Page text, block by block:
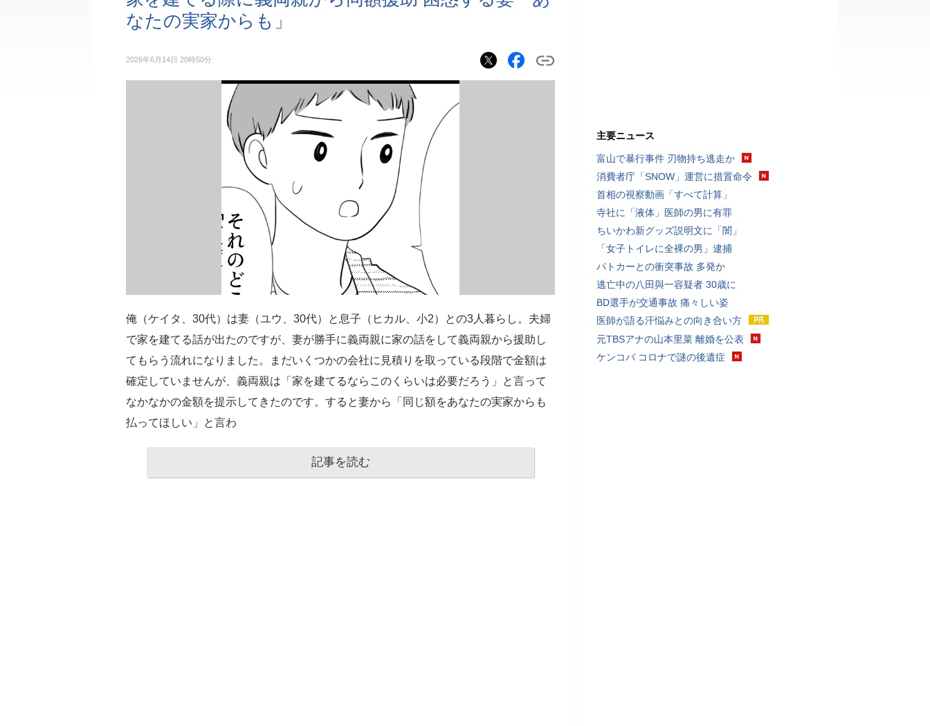
なたの実家からも」
2026年6月14日 20時50分
俺（ケイタ、30代）は妻（ユウ、30代）と息子（ヒカル、小2）との3人暮らし。夫婦
で家を建てる話が出たのですが、妻が勝手に義両親に家の話をして義両親から援助し
てもらう流れになりました。まだいくつかの会社に見積りを取っている段階で金額は
確定していませんが、義両親は「家を建てるならこのくらいは必要だろう」と言って
なかなかの金額を提示してきたのです。すると妻から「同じ額をあなたの実家からも
払ってほしい」と言わ
記事を読む
主要ニュース
富山で暴行事件 刃物持ち逃走か
消費者庁「SNOW」運営に措置命令
首相の視察動画「すべて計算」
寺社に「液体」医師の男に有罪
ちいかわ新グッズ説明文に「闇」
「女子トイレに全裸の男」逮捕
パトカーとの衝突事故 多発か
逃亡中の八田與一容疑者 30歳に
BD選手が交通事故 痛々しい姿
医師が語る汗悩みとの向き合い方
元TBSアナの山本里菜 離婚を公表
ケンコバ コロナで謎の後遺症